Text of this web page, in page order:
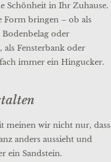
Schönheit in Ihr Zuhause.
Form bringen – ob als
oder
Fensterbank oder
immer ein Hingucker.
meinen wir nicht nur, dass
anders aussieht und
ein Sandstein.